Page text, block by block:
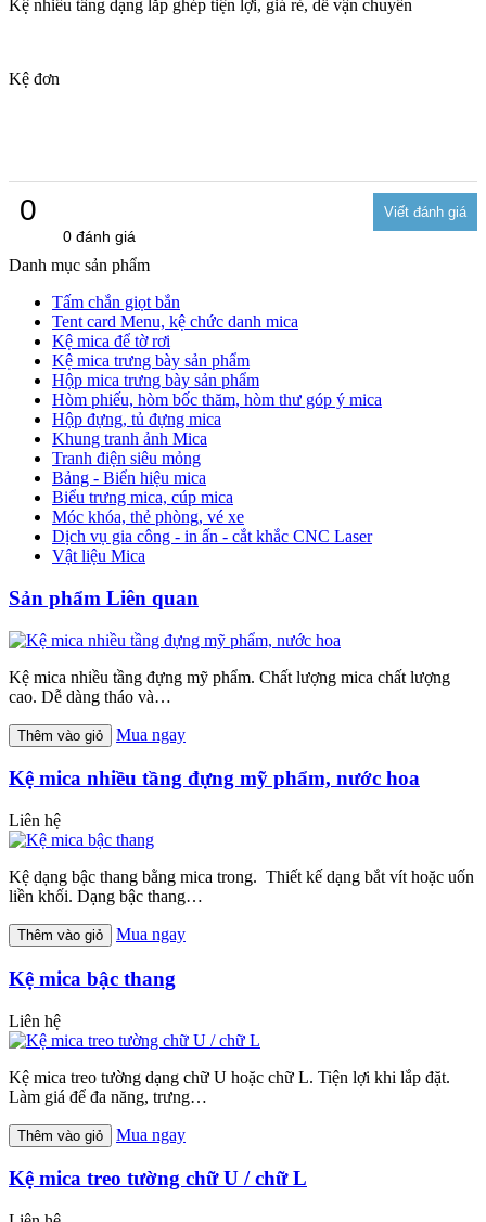
Kệ nhiều tầng dạng lắp ghép tiện lợi, giá rẻ, dễ vận chuyển
Kệ đơn
0
0 đánh giá
Danh mục sản phẩm
Tấm chắn giọt bắn
Tent card Menu, kệ chức danh mica
Kệ mica để tờ rơi
Kệ mica trưng bày sản phẩm
Hộp mica trưng bày sản phẩm
Hòm phiếu, hòm bốc thăm, hòm thư góp ý mica
Hộp đựng, tủ đựng mica
Khung tranh ảnh Mica
Tranh điện siêu mỏng
Bảng - Biển hiệu mica
Biểu trưng mica, cúp mica
Móc khóa, thẻ phòng, vé xe
Dịch vụ gia công - in ấn - cắt khắc CNC Laser
Vật liệu Mica
Sản phẩm Liên quan
Kệ mica nhiều tầng đựng mỹ phẩm. Chất lượng mica chất lượng
cao. Dễ dàng tháo và…
Thêm vào giỏ Mua ngay
Kệ mica nhiều tầng đựng mỹ phẩm, nước hoa
Liên hệ
Kệ dạng bậc thang bằng mica trong. Thiết kế dạng bắt vít hoặc uốn
liền khối. Dạng bậc thang…
Thêm vào giỏ Mua ngay
Kệ mica bậc thang
Liên hệ
Kệ mica treo tường dạng chữ U hoặc chữ L. Tiện lợi khi lắp đặt.
Làm giá để đa năng, trưng…
Thêm vào giỏ Mua ngay
Kệ mica treo tường chữ U / chữ L